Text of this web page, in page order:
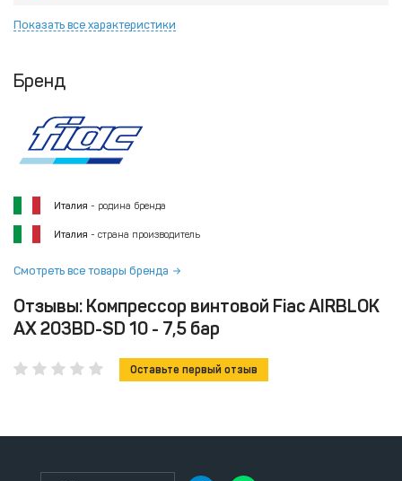
Показать все характеристики
Бренд
Италия - родина бренда
Италия - страна производитель
Смотреть все товары бренда
Отзывы: Компрессор винтовой Fiac AIRBLOK
AX 203BD-SD 10 - 7,5 бар
Оставьте первый отзыв